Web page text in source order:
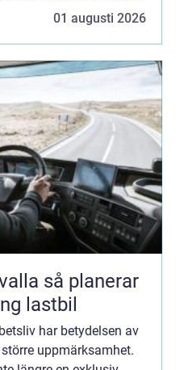
01 augusti 2026
lastbil
har betydelsen av
uppmärksamhet.